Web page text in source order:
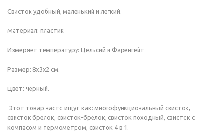
Свисток удобный, маленький и легкий.
Материал: пластик
Измеряет температуру: Цельсий и Фаренгейт
Размер: 8х3х2 см.
Цвет: черный.
Этот товар часто ищут как: многофункциональный свисток,
свисток брелок, свисток-брелок, свисток походный, свисток с
компасом и термометром, свисток 4 в 1.